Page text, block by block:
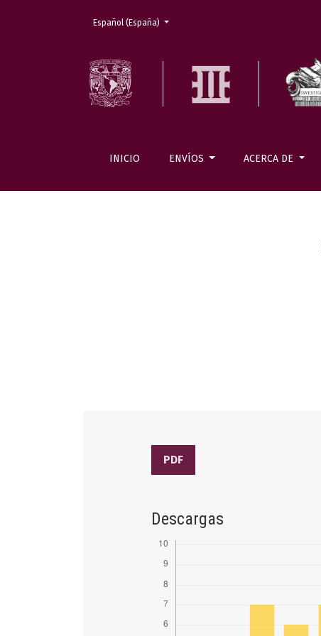
INICIO ENVÍOS ACERCA DE
Cambiar el idioma. El actual es:
Español (España)
PDF
Descargas